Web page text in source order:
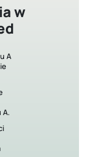
w
A
A.